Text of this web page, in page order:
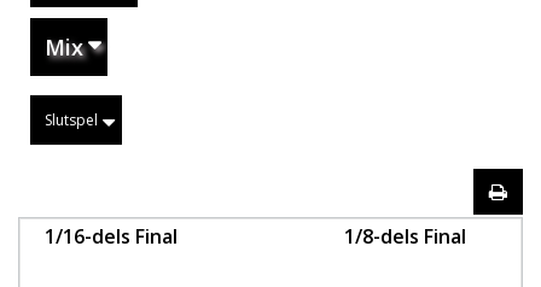
Mix
Slutspel
1/16-dels Final 1/8-dels Final